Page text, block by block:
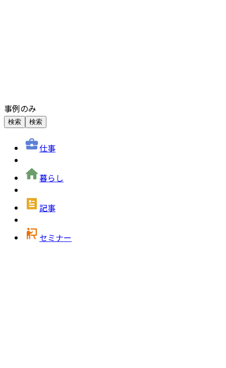
事例のみ
検索 検索
仕事
暮らし
記事
セミナー